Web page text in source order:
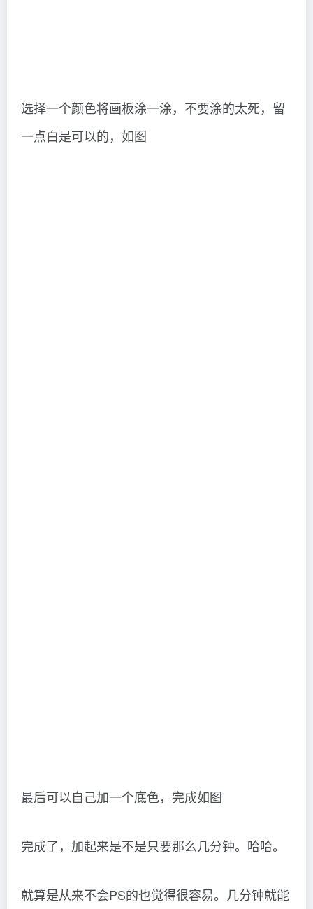
选择一个颜色将画板涂一涂，不要涂的太死，留
一点白是可以的，如图
最后可以自己加一个底色，完成如图
完成了，加起来是不是只要那么几分钟。哈哈。
就算是从来不会PS的也觉得很容易。几分钟就能